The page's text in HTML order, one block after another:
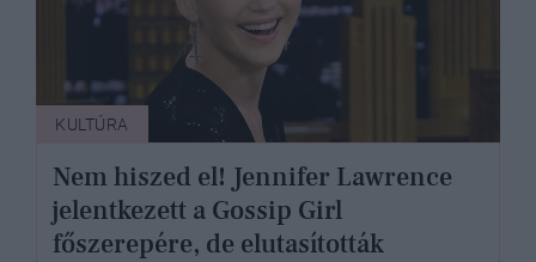
KULTÚRA
Nem hiszed el! Jennifer Lawrence
jelentkezett a Gossip Girl
főszerepére, de elutasították